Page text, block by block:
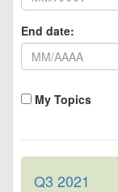
End date:
My Topics
Q3 2021